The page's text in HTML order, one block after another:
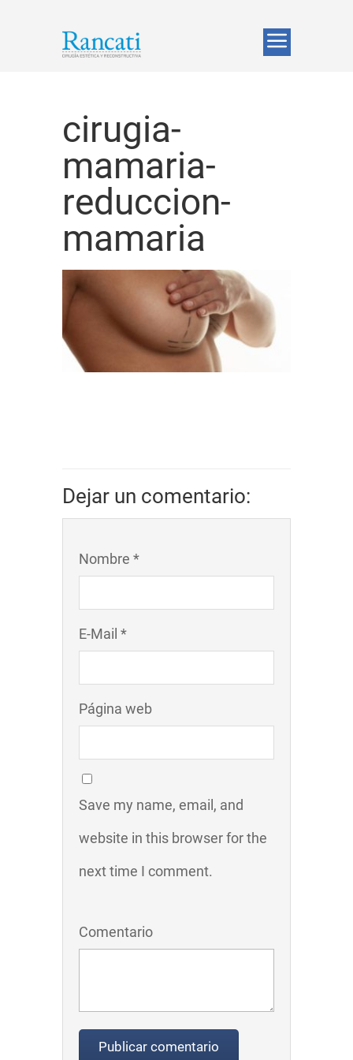
cirugia-
mamaria-
reduccion-
mamaria
Dejar un comentario:
Nombre *
E-Mail *
Página web
Save my name, email, and
website in this browser for the
next time I comment.
Comentario